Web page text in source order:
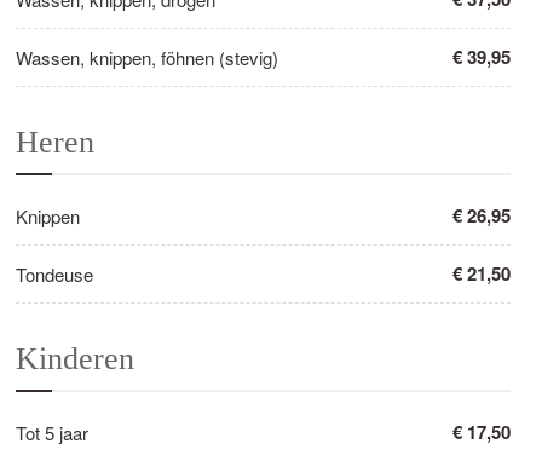
Wassen, knippen, föhnen (stevig) € 39,95
Heren
Knippen € 26,95
Tondeuse € 21,50
Kinderen
Tot 5 jaar € 17,50